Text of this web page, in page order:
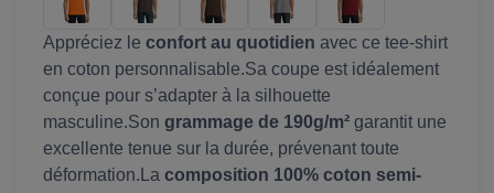
Appréciez le confort au quotidien avec ce tee-shirt
en coton personnalisable.Sa coupe est idéalement
conçue pour s’adapter à la silhouette
masculine.Son grammage de 190g/m² garantit une
excellente tenue sur la durée, prévenant toute
déformation.La composition 100% coton semi-